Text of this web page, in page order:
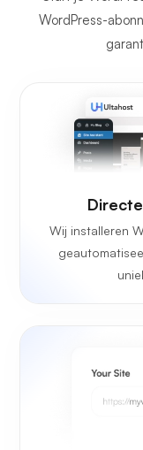
WordPress-
Wij installeren